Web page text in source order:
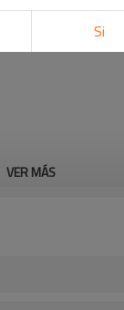
VER MÁS
Si